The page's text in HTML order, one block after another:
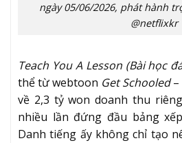
ngày 05/06/2026, phát hành
@netflixkr
Teach You A Lesson (Bài học
thể từ webtoon Get Schooled–
về 2,3 tỷ won doanh thu
nhiều lần đứng đầu bảng
Danh tiếng ấy không chỉ tạo